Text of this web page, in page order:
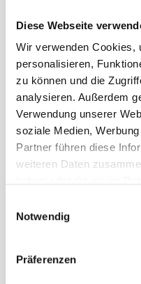
Diese Webseite
Wir verwenden Cookies,
personalisieren,
zu können und die
analysieren. Außerdem
Verwendung unserer
soziale Medien,
Partner führen diese
weiteren Daten
Notwendig
Präferenzen